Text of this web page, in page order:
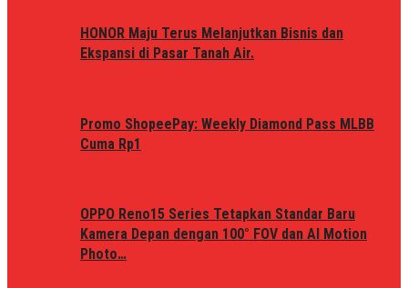
HONOR Maju Terus Melanjutkan Bisnis dan
Ekspansi di Pasar Tanah Air.
Promo ShopeePay: Weekly Diamond Pass MLBB
Cuma Rp1
OPPO Reno15 Series Tetapkan Standar Baru
Kamera Depan dengan 100° FOV dan AI Motion
Photo…